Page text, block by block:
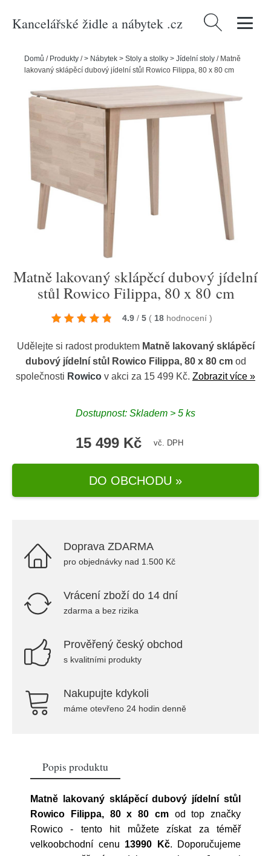
Kancelářské židle a nábytek .cz Vyhledávání
Domů / Produkty /> Nábytek > Stoly a stolky > Jídelní stoly / Matně
lakovaný sklápěcí dubový jídelní stůl Rowico Filippa, 80 x 80 cm
Matně lakovaný sklápěcí dubový jídelní
stůl Rowico Filippa, 80 x 80 cm
4.9 / 5 ( 18 hodnocení )
Udělejte si radost produktem Matně lakovaný sklápěcí
dubový jídelní stůl Rowico Filippa, 80 x 80 cmod
společnosti Rowico v akci za 15 499 Kč. Zobrazit více »
Dostupnost: Skladem > 5 ks
15 499 Kč vč. DPH
DO OBCHODU »
Doprava ZDARMA
pro objednávky nad 1.500 Kč
Vrácení zboží do 14 dní
zdarma a bez rizika
Prověřený český obchod
s kvalitními produkty
Nakupujte kdykoli
máme otevřeno 24 hodin denně
Popis produktu
Matně lakovaný sklápěcí dubový jídelní stůl
Rowico Filippa, 80 x 80 cmod top značky
Rowico - tento hit můžete získat za téměř
velkoobchodní cenu 13990 Kč. Doporučujeme